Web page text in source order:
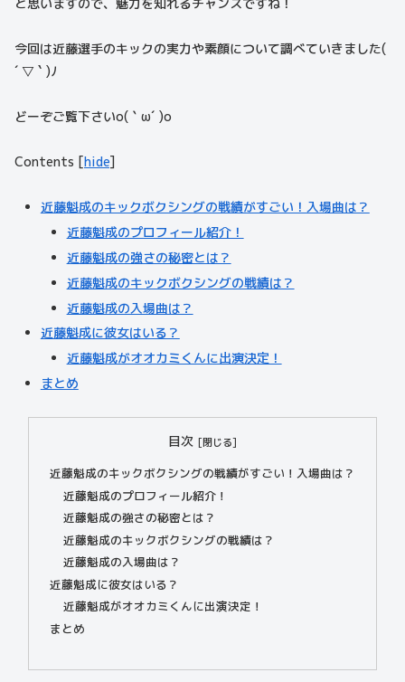
今回は近藤選手のキックの実力や素顔について調べていきました(
´ ▽ ` )ﾉ
どーぞご覧下さいo(｀ω´ )o
Contents [hide]
近藤魁成のキックボクシングの戦績がすごい！入場曲は？
近藤魁成のプロフィール紹介！
近藤魁成の強さの秘密とは？
近藤魁成のキックボクシングの戦績は？
近藤魁成の入場曲は？
近藤魁成に彼女はいる？
近藤魁成がオオカミくんに出演決定！
まとめ
目次
近藤魁成のキックボクシングの戦績がすごい！入場曲は？
近藤魁成のプロフィール紹介！
近藤魁成の強さの秘密とは？
近藤魁成のキックボクシングの戦績は？
近藤魁成の入場曲は？
近藤魁成に彼女はいる？
近藤魁成がオオカミくんに出演決定！
まとめ